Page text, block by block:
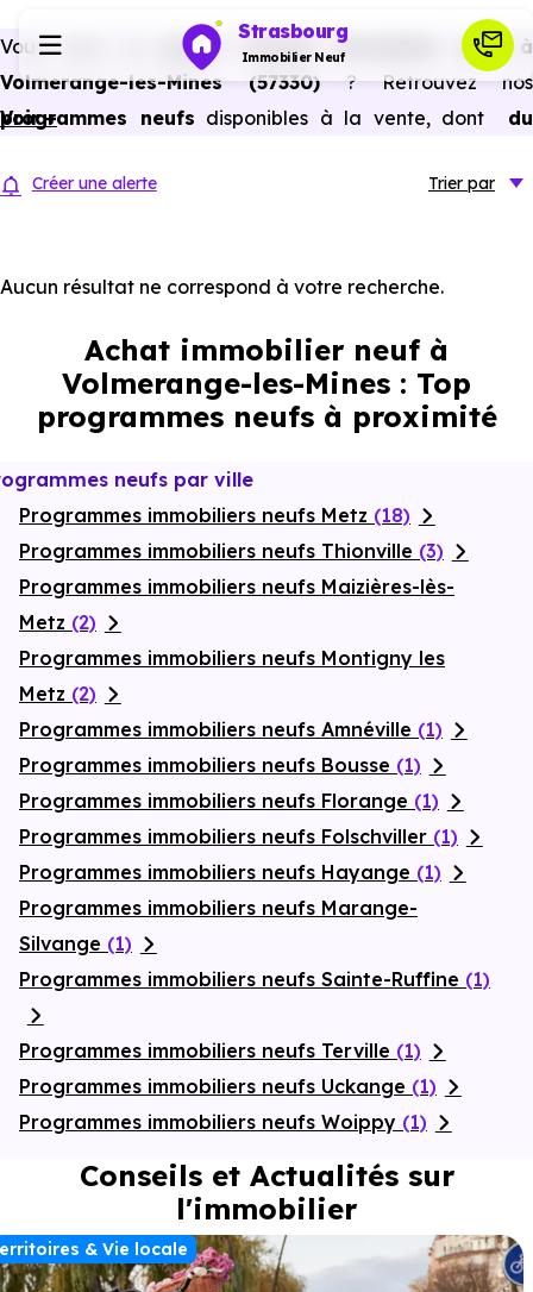
Strasbourg
Immobilier Neuf
Investir
Actualités
Financer
Vous avez un
projet d’achat immobilier neuf à
Volmerange-les-Mines (57330) ? Retrouvez nos
programmes neufs disponibles à la vente, dont
du
frais d’agence.
à Volmerange-les-Mines (57330), vous pouvez aussi
dans certains cas, frais de notaire réduits, bonnes
performances énergétiques, garanties constructeur, etc.
Voir +
Créer une alerte Trier par
Aucun résultat ne correspond à votre recherche.
Achat immobilier neuf à
Volmerange-les-Mines : Top
programmes neufs à proximité
neufs par ville
Programmes immobiliers neufs Metz (18)
Programmes immobiliers neufs Thionville (3)
Programmes immobiliers neufs Maizières-lès-
Metz (2)
Programmes immobiliers neufs Montigny les
Metz (2)
Programmes immobiliers neufs Amnéville (1)
Programmes immobiliers neufs Bousse (1)
Programmes immobiliers neufs Florange (1)
Programmes immobiliers neufs Folschviller (1)
Programmes immobiliers neufs Hayange (1)
Programmes immobiliers neufs Marange-
Silvange (1)
Programmes immobiliers neufs Sainte-Ruffine (1)
Programmes immobiliers neufs Terville (1)
Programmes immobiliers neufs Uckange (1)
Programmes immobiliers neufs Woippy (1)
Conseils et Actualités sur
l'immobilier
& Vie locale